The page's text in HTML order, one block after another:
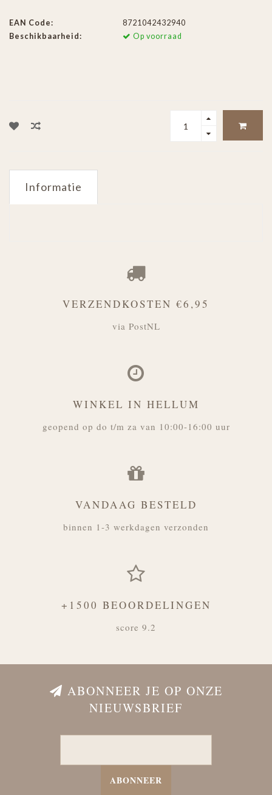
EAN Code:
8721042432940
Beschikbaarheid:
Op voorraad
Informatie
VERZENDKOSTEN €6,95
via PostNL
WINKEL IN HELLUM
geopend op do t/m za van 10:00-16:00 uur
VANDAAG BESTELD
binnen 1-3 werkdagen verzonden
+1500 BEOORDELINGEN
score 9.2
ABONNEER JE OP ONZE
NIEUWSBRIEF
ABONNEER